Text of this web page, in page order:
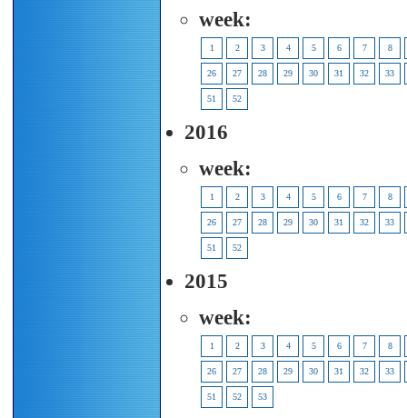
week:
1 2 3 4 5 6 7 8
26 27 28 29 30 31 32 33
51 52
2016
week:
1 2 3 4 5 6 7 8
26 27 28 29 30 31 32 33
51 52
2015
week:
1 2 3 4 5 6 7 8
26 27 28 29 30 31 32 33
51 52 53